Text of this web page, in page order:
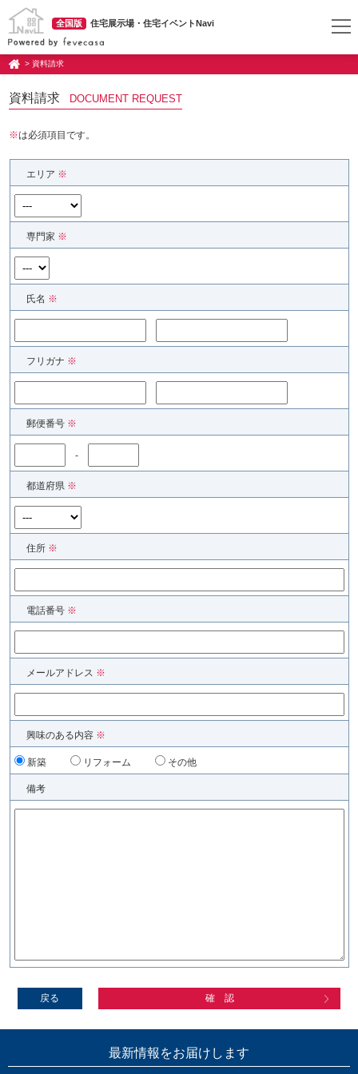
全国版 住宅展示場・住宅イベントNavi
> 資料請求
資料請求 DOCUMENT REQUEST
※は必須項目です。
エリア ※
専門家 ※
氏名 ※
フリガナ ※
郵便番号 ※
-
都道府県 ※
住所 ※
電話番号 ※
メールアドレス ※
興味のある内容 ※
新築 リフォーム その他
備考
戻る 確 認
最新情報をお届けします